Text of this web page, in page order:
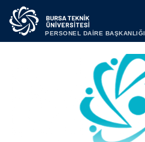
PERSONEL DAİRE BAŞKANLIĞI